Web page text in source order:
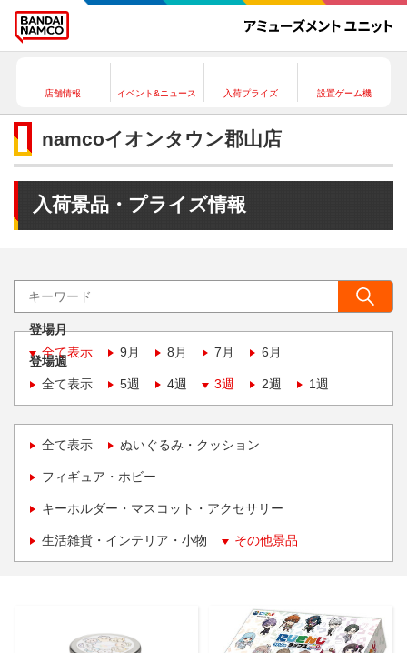
店舗情報 イベント&ニュース 入荷プライズ 設置ゲーム機
namcoイオンタウン郡山店
入荷景品・プライズ情報
登場月
全て表示
9月 8月 7月 6月
登場週
全て表示
5週 4週 3週 2週 1週
全て表示 ぬいぐるみ・クッション
フィギュア・ホビー
キーホルダー・マスコット・アクセサリー
生活雑貨・インテリア・小物 その他景品